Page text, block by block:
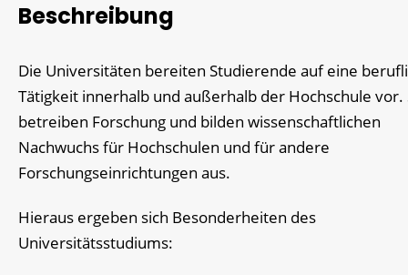
Beschreibung
Die Universitäten bereiten Studierende auf eine
Tätigkeit innerhalb und außerhalb der Hochschule vor.
betreiben Forschung und bilden wissenschaftlichen
Nachwuchs für Hochschulen und für andere
Forschungseinrichtungen aus.
Hieraus ergeben sich Besonderheiten des
Universitätsstudiums: